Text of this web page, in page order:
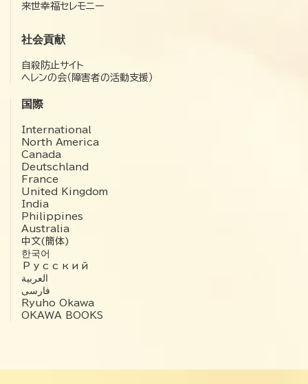
来世幸福セレモニー
社会貢献
自殺防止サイト
ヘレンの会（障害者の活動支援）
国際
International
North America
Canada
Deutschland
France
United Kingdom
India
Philippines
Australia
中文(簡体)
한국어
Русский
العربية‏
فارسی
Ryuho Okawa
OKAWA BOOKS